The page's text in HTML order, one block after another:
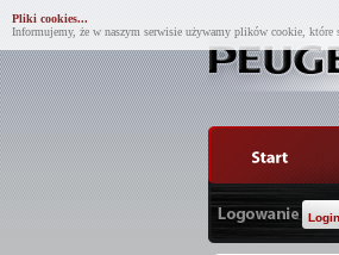
Pliki cookies...
Informujemy, że w naszym serwisie używamy plików cookie, które